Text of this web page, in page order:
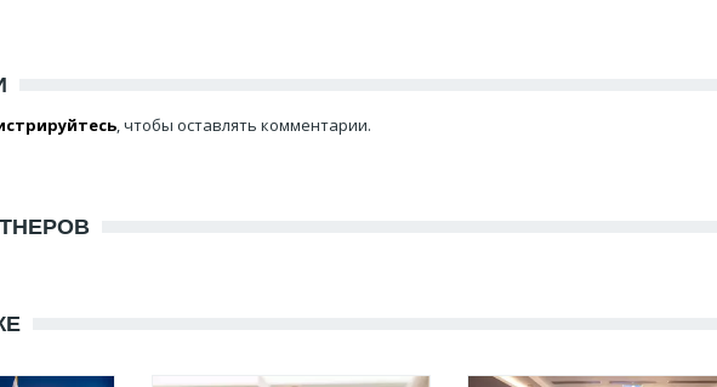
, чтобы оставлять комментарии.